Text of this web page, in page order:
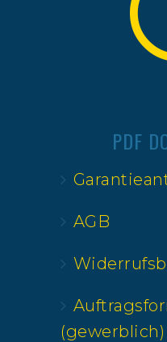
PDF
AGB
(gewerblich)